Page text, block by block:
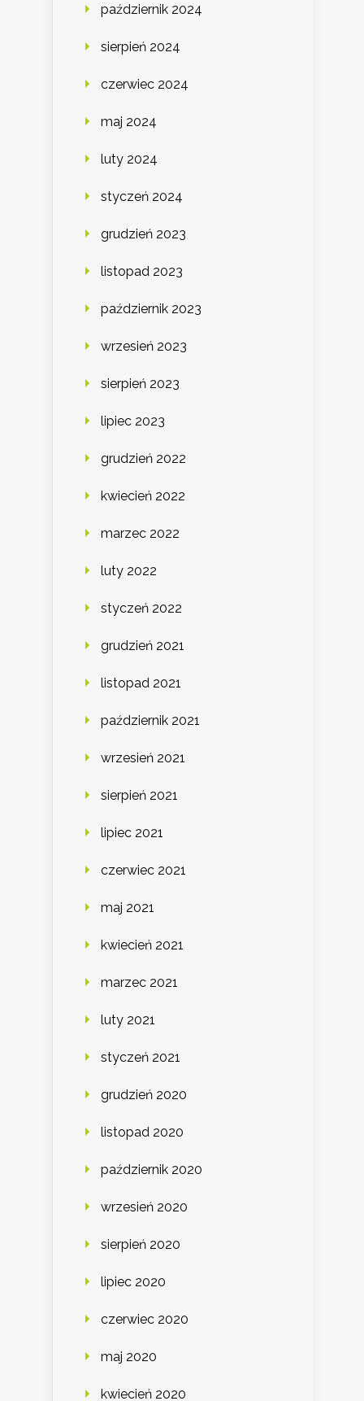
październik 2024
sierpień 2024
czerwiec 2024
maj 2024
luty 2024
styczeń 2024
grudzień 2023
listopad 2023
październik 2023
wrzesień 2023
sierpień 2023
lipiec 2023
grudzień 2022
kwiecień 2022
marzec 2022
luty 2022
styczeń 2022
grudzień 2021
listopad 2021
październik 2021
wrzesień 2021
sierpień 2021
lipiec 2021
czerwiec 2021
maj 2021
kwiecień 2021
marzec 2021
luty 2021
styczeń 2021
grudzień 2020
listopad 2020
październik 2020
wrzesień 2020
sierpień 2020
lipiec 2020
czerwiec 2020
maj 2020
kwiecień 2020